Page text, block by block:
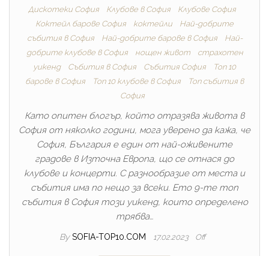
Дискотеки София
Клубове в София
Клубове София
Коктейл барове София
коктейли
Най-добрите
cъбития в София
Най-добрите барове в София
Най-
добрите клубове в София
нощен живот
страхотен
уикенд
Събития в София Събития София
Топ 10
барове в София
Топ 10 клубове в София
Топ събития в
София
Като опитен блогър, който отразява живота в
София от няколко години, мога уверено да кажа, че
София, България е един от най-оживените
градове в Източна Европа, що се отнася до
клубове и концерти. С разнообразие от места и
събития има по нещо за всеки. Ето 9-те топ
събития в София този уикенд, които определено
трябва…
By SOFIA-TOP10.COM 17.02.2023 Off